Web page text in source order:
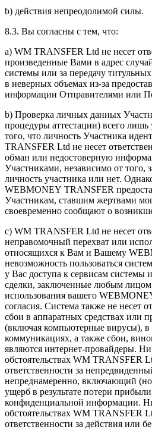
b) действия непреодолимой силы.
8.3. Вы согласны с тем, что:
a) WM TRANSFER Ltd не несет
произведенные Вами в адрес
системы или за передачу
в неверных объемах из-за
информации Отправителями или
b) Проверка личных данных
процедуры аттестации) всего лишь
того, что личность Участника
TRANSFER Ltd не несет
обман или недостоверную
Участниками, независимо от того,
личность участника или нет.
WEBMONEY TRANSFER
Участникам, ставшим жертвами
своевременно сообщают о
c) WM TRANSFER Ltd не несет
неправомочный перехват или
относящихся к Вам и Вашему
невозможность пользоваться
у Вас доступа к сервисам системы
сделки, заключенные любым лицом
использования вашего
согласия. Система также не несет
сбои в аппаратных средствах или
(включая компьютерные вирусы),
коммуникациях, а также сбои,
являются интернет-провайдеры.
обстоятельствах WM TRANSFER
ответственности за
непреднамеренно, включающий
ущерб в результате потери
конфиденциальной информации.
обстоятельствах WM TRANSFER
ответственности за действия или